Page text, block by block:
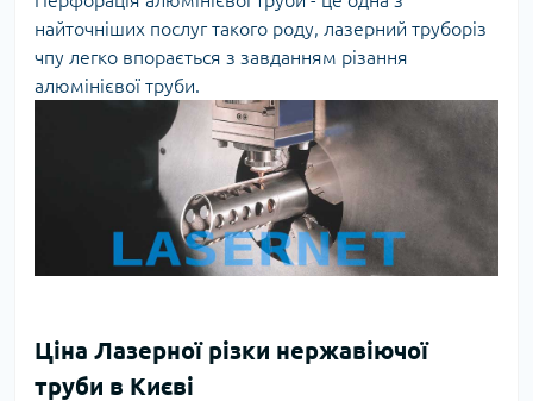
найточніших послуг такого роду, лазерний труборіз
чпу легко впорається з завданням різання
алюмінієвої труби.
Ціна Лазерної різки нержавіючої
труби в Києві